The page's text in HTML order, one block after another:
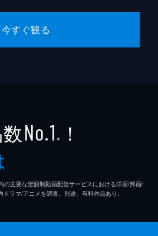
今すぐ観る
No.1 ※ ！
主要な定額制動画配信サービスにおける洋画/邦画/
ラマ/アニメを調査。別途、有料作品あり。